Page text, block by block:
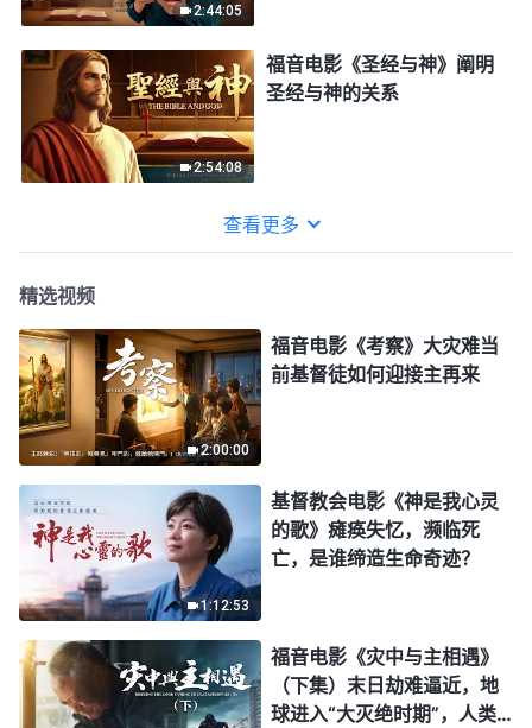
2:44:05
2:54:08
福音电影《圣经与神》阐明
圣经与神的关系
查看更多
精选视频
2:00:00
福音电影《考察》大灾难当
前基督徒如何迎接主再来
1:12:53
基督教会电影《神是我心灵
的歌》瘫痪失忆，濒临死
亡，是谁缔造生命奇迹？
福音电影《灾中与主相遇》
（下集）末日劫难逼近，地
球进入“大灭绝时期”，人类